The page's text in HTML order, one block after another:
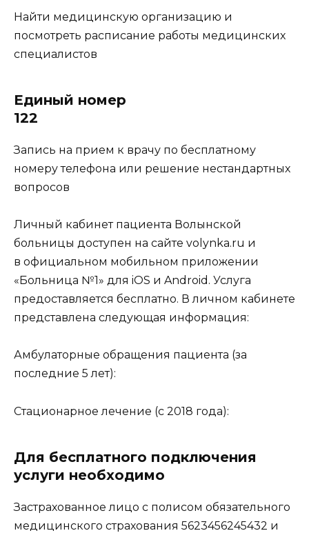
Найти медицинскую организацию и
посмотреть расписание работы медицинских
специалистов
Единый номер
122
Запись на прием к врачу по бесплатному
номеру телефона или решение нестандартных
вопросов
Личный кабинет пациента Волынской
больницы доступен на сайте volynka.ru и
в официальном мобильном приложении
«Больница №1» для iOS и Android. Услуга
предоставляется бесплатно. В личном кабинете
представлена следующая информация:
Амбулаторные обращения пациента (за
последние 5 лет):
Стационарное лечение (с 2018 года):
Для бесплатного подключения
услуги необходимо
Застрахованное лицо с полисом обязательного
медицинского страхования 5623456245432 и